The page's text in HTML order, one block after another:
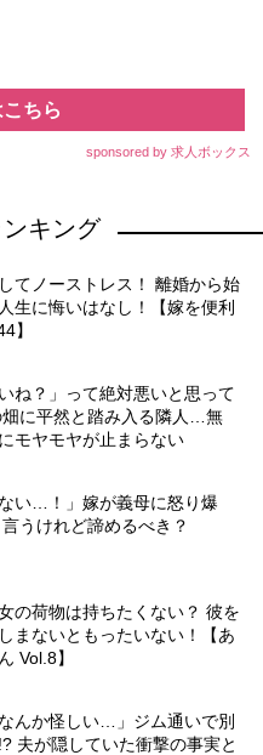
ちら
sponsored by 求人ボックス
キング
てノーストレス！ 離婚から始
生に悔いはなし！【嫁を便利
】
ね？」って絶対悪いと思って
に平然と踏み入る隣人…無
モヤモヤが止まらない
い…！」嫁が義母に怒り爆
うけれど諦めるべき？
の荷物は持ちたくない？ 彼を
まないともったいない！【あ
Vol.8】
んか怪しい…」ジム通いで別
夫が隠していた衝撃の事実と